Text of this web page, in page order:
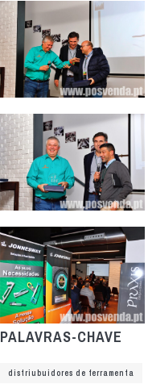
PALAVRAS-CHAVE
distriubuidores de ferramenta